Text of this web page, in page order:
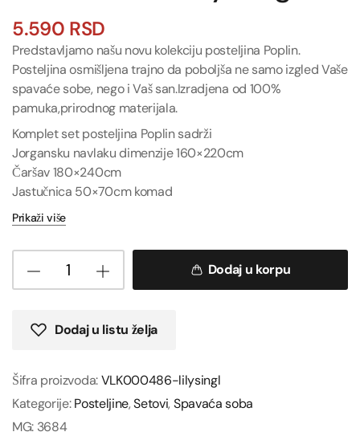
5.590 RSD
Predstavljamo našu novu kolekciju posteljina Poplin.
Posteljina osmišljena trajno da poboljša ne samo izgled Vaše
spavaće sobe, nego i Vaš san.Izradjena od 100%
pamuka,prirodnog materijala.
Komplet set posteljina Poplin sadrži
Jorgansku navlaku dimenzije 160×220cm
Čaršav 180×240cm
Jastučnica 50×70cm komad
Prikaži više
Dodaj u korpu
Dodaj u listu želja
Šifra proizvoda:VLK000486-lilysingl
Kategorije:Posteljine,Setovi,Spavaća soba
MG: 3684